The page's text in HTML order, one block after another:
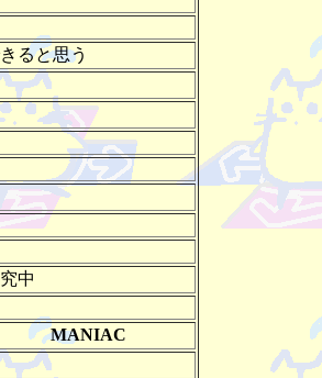
ると思う
中
MANIAC